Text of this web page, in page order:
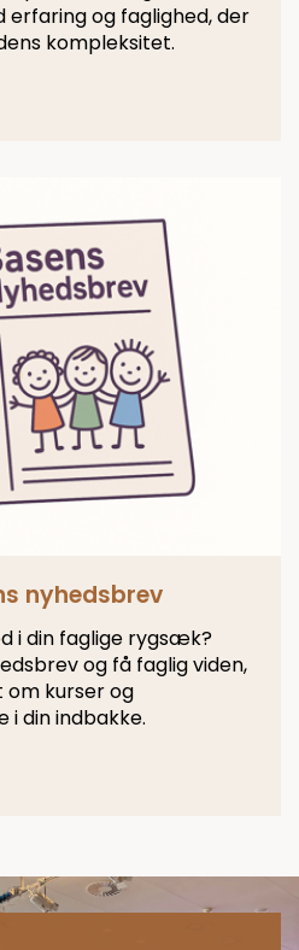
erfaring og faglighed, der
kompleksitet.
nyhedsbrev
i din faglige rygsæk?
og få faglig viden,
om kurser og
i din indbakke.